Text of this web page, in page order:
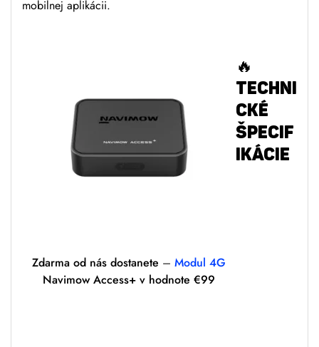
mobilnej aplikácii.
Zdarma od nás dostanete – Modul 4G
Navimow Access+ v hodnote €99
🔥
TECHNI
CKÉ
ŠPECIF
IKÁCIE